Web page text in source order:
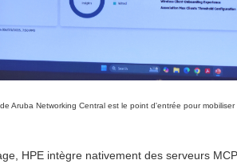
Aruba Networking Central est le point d'entrée pour
HPE intègre nativement des serveurs